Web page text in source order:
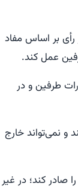
بر اساس مفاد
عمل کند.
طرفین و در
و نمی‌تواند خارج
صادر کند؛ در غیر